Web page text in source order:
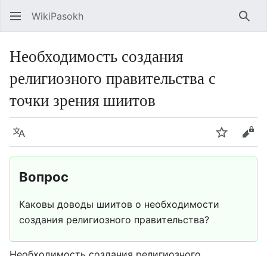
WikiPasokh
Необходимость создания
религиозного правительства с
точки зрения шиитов
Язык Следить
Вопрос
Каковы доводы шиитов о необходимости
создания религиозного правительства?